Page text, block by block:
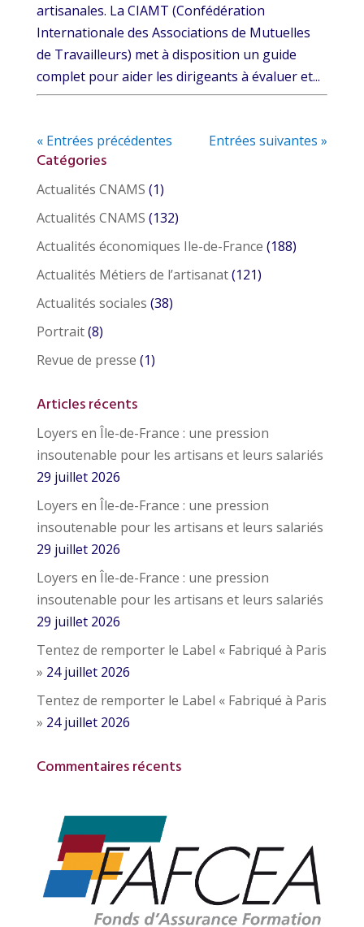
artisanales. La CIAMT (Confédération
Internationale des Associations de Mutuelles
de Travailleurs) met à disposition un guide
complet pour aider les dirigeants à évaluer et...
« Entrées précédentes Entrées suivantes »
Catégories
Actualités CNAMS (1)
Actualités CNAMS (132)
Actualités économiques Ile-de-France (188)
Actualités Métiers de l’artisanat(121)
Actualités sociales (38)
Portrait(8)
Revue de presse (1)
Articles récents
Loyers en Île-de-France : une pression
insoutenable pour les artisans et leurs salariés
29 juillet 2026
Loyers en Île-de-France : une pression
insoutenable pour les artisans et leurs salariés
29 juillet 2026
Loyers en Île-de-France : une pression
insoutenable pour les artisans et leurs salariés
29 juillet 2026
Tentez de remporter le Label « Fabriqué à Paris
» 24 juillet 2026
Tentez de remporter le Label « Fabriqué à Paris
» 24 juillet 2026
Commentaires récents